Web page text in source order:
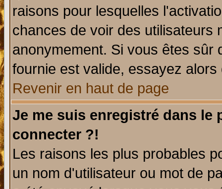
raisons pour lesquelles
chances de voir des utilisateurs
anonymement. Si vous êtes sûr
fournie est valide, essayez
Revenir en haut de page
Je me suis enregistré dans le
connecter ?!
Les raisons les plus probables
un nom d'utilisateur ou mot de